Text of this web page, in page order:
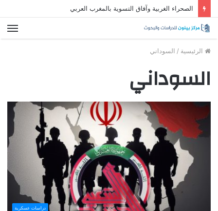
الصحراء الغربية وآفاق التسوية بالمغرب العربي
الرئيسية / السوداني
السوداني
دراسات عسكرية